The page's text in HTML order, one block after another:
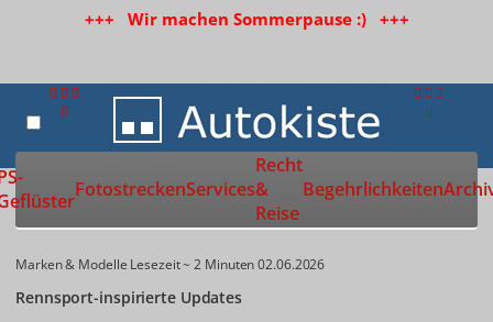
+++ Wir machen Sommerpause :) +++
Zur Startseite
FotostreckenServices
Recht
&
Reise
Begehrlichkeiten
Marken & Modelle Lesezeit ~ 2 Minuten02.06.2026
Rennsport-inspirierte Updates